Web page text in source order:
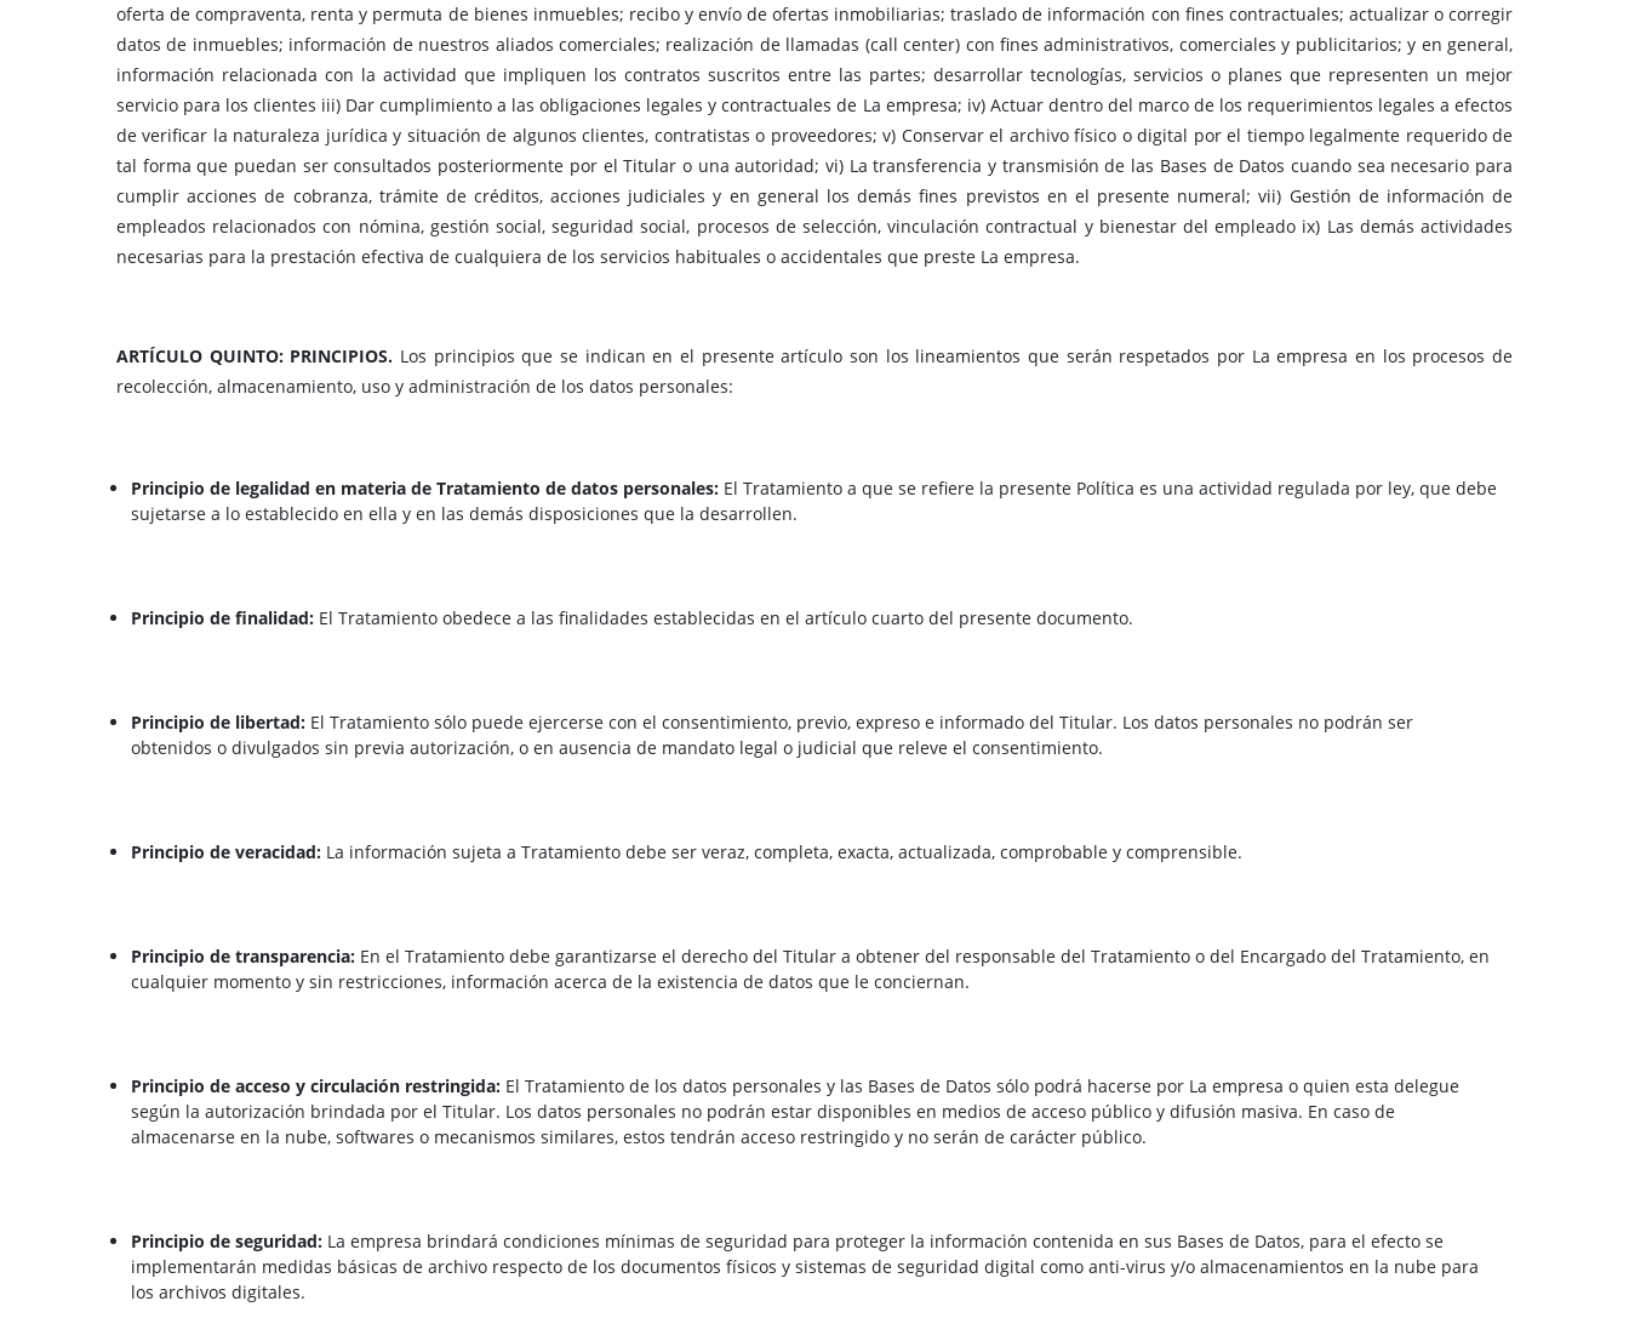
oferta de compraventa, renta y permuta de bienes inmuebles; recibo y envío de ofertas inmobiliarias; traslado de información con fines contractuales; actualizar o corregir
datos de inmuebles; información de nuestros aliados comerciales; realización de llamadas (call center) con fines administrativos, comerciales y publicitarios; y en general,
información relacionada con la actividad que impliquen los contratos suscritos entre las partes; desarrollar tecnologías, servicios o planes que representen un mejor
servicio para los clientes iii) Dar cumplimiento a las obligaciones legales y contractuales de La empresa; iv) Actuar dentro del marco de los requerimientos legales a efectos
de verificar la naturaleza jurídica y situación de algunos clientes, contratistas o proveedores; v) Conservar el archivo físico o digital por el tiempo legalmente requerido de
tal forma que puedan ser consultados posteriormente por el Titular o una autoridad; vi) La transferencia y transmisión de las Bases de Datos cuando sea necesario para
cumplir acciones de cobranza, trámite de créditos, acciones judiciales y en general los demás fines previstos en el presente numeral; vii) Gestión de información de
empleados relacionados con nómina, gestión social, seguridad social, procesos de selección, vinculación contractual y bienestar del empleado ix) Las demás actividades
necesarias para la prestación efectiva de cualquiera de los servicios habituales o accidentales que preste La empresa.
ARTÍCULO QUINTO: PRINCIPIOS. Los principios que se indican en el presente artículo son los lineamientos que serán respetados por La empresa en los procesos de
recolección, almacenamiento, uso y administración de los datos personales:
Principio de legalidad en materia de Tratamiento de datos personales: El Tratamiento a que se refiere la presente Política es una actividad regulada por ley, que debe
sujetarse a lo establecido en ella y en las demás disposiciones que la desarrollen.
Principio de finalidad: El Tratamiento obedece a las finalidades establecidas en el artículo cuarto del presente documento.
Principio de libertad: El Tratamiento sólo puede ejercerse con el consentimiento, previo, expreso e informado del Titular. Los datos personales no podrán ser
obtenidos o divulgados sin previa autorización, o en ausencia de mandato legal o judicial que releve el consentimiento.
Principio de veracidad: La información sujeta a Tratamiento debe ser veraz, completa, exacta, actualizada, comprobable y comprensible.
Principio de transparencia: En el Tratamiento debe garantizarse el derecho del Titular a obtener del responsable del Tratamiento o del Encargado del Tratamiento, en
cualquier momento y sin restricciones, información acerca de la existencia de datos que le conciernan.
Principio de acceso y circulación restringida: El Tratamiento de los datos personales y las Bases de Datos sólo podrá hacerse por La empresa o quien esta delegue
según la autorización brindada por el Titular. Los datos personales no podrán estar disponibles en medios de acceso público y difusión masiva. En caso de
almacenarse en la nube, softwares o mecanismos similares, estos tendrán acceso restringido y no serán de carácter público.
Principio de seguridad: La empresa brindará condiciones mínimas de seguridad para proteger la información contenida en sus Bases de Datos, para el efecto se
implementarán medidas básicas de archivo respecto de los documentos físicos y sistemas de seguridad digital como anti-virus y/o almacenamientos en la nube para
los archivos digitales.